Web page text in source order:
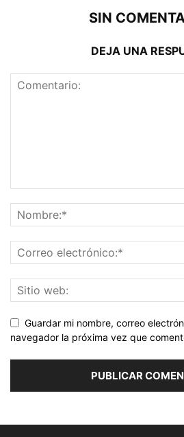
SIN
DEJA UNA
Guardar mi nombre, correo
navegador la próxima vez que